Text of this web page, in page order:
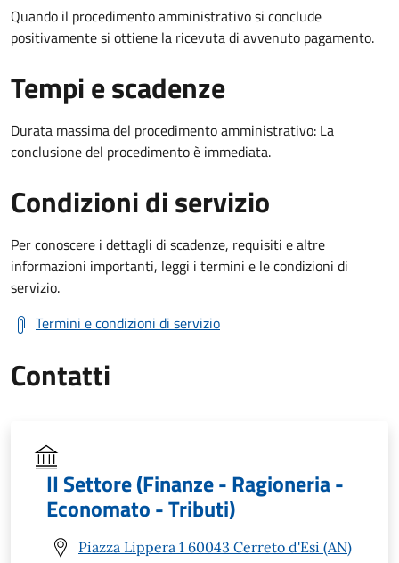
Quando il procedimento amministrativo si conclude
positivamente si ottiene la ricevuta di avvenuto pagamento.
Tempi e scadenze
Durata massima del procedimento amministrativo: La
conclusione del procedimento è immediata.
Condizioni di servizio
Per conoscere i dettagli di scadenze, requisiti e altre
informazioni importanti, leggi i termini e le condizioni di
servizio.
Termini e condizioni di servizio
Contatti
II Settore (Finanze - Ragioneria -
Economato - Tributi)
Piazza Lippera 1 60043 Cerreto d'Esi (AN)